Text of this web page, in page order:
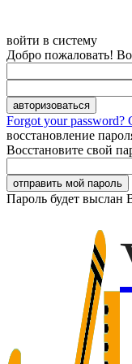
войти в систему
Добро пожаловать!
Forgot your password?
восстановление
Восстановите свой
Пароль будет выслан